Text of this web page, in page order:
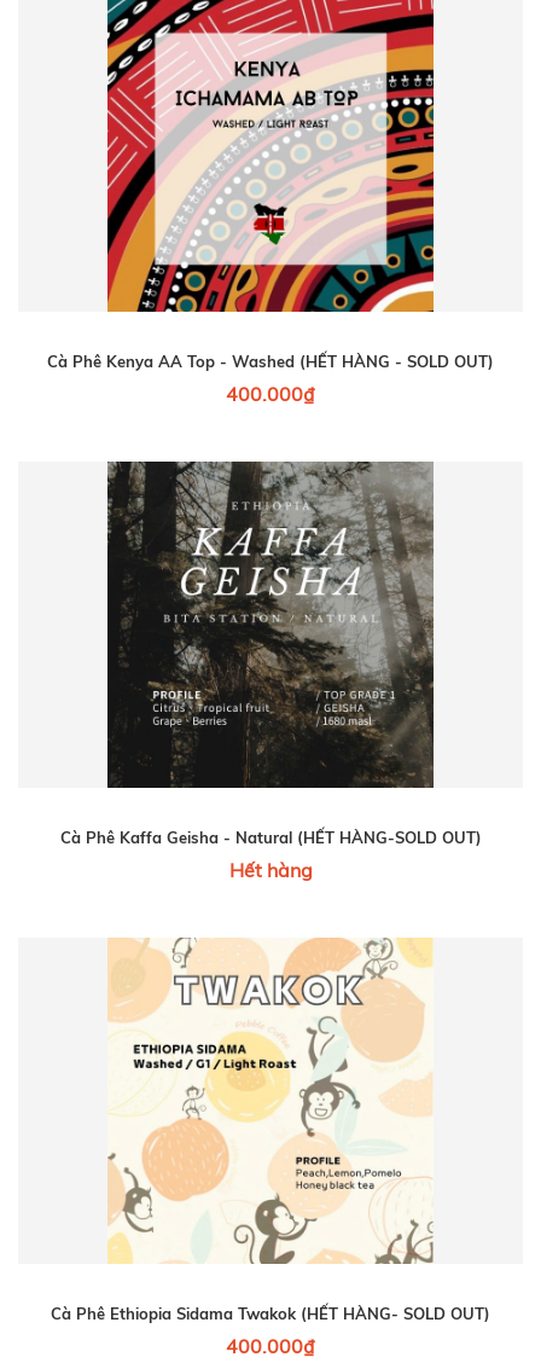
Cà Phê Kenya AA Top - Washed (HẾT HÀNG - SOLD OUT)
400.000₫
Cà Phê Kaffa Geisha - Natural (HẾT HÀNG-SOLD OUT)
Hết hàng
Cà Phê Ethiopia Sidama Twakok (HẾT HÀNG- SOLD OUT)
400.000₫